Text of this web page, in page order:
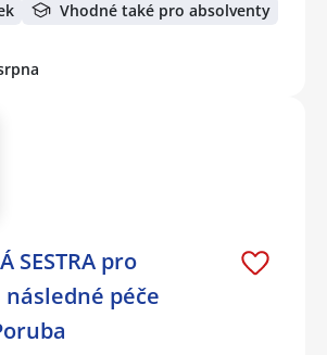
Vhodné také pro absolventy
SESTRA pro
péče